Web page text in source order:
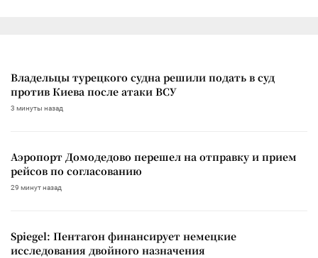
Владельцы турецкого судна решили подать в суд
против Киева после атаки ВСУ
3 минуты назад
Аэропорт Домодедово перешел на отправку и прием
рейсов по согласованию
29 минут назад
Spiegel: Пентагон финансирует немецкие
исследования двойного назначения